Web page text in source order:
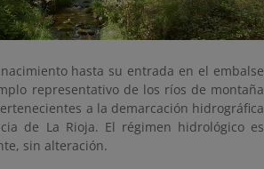
hasta su entrada en el embalse
representativo de los ríos de montaña
a la demarcación hidrográfica
de La Rioja. El régimen hidrológico es
sin alteración.